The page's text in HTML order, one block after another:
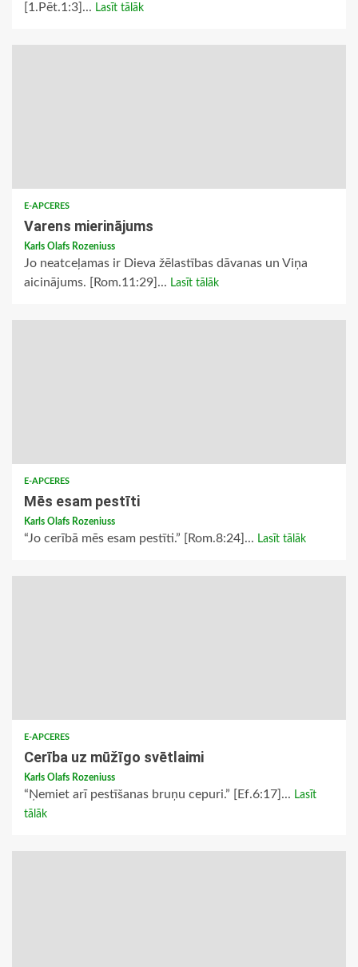
[1.Pēt.1:3]... Lasīt tālāk
E-APCERES
Varens mierinājums
Karls Olafs Rozeniuss
Jo neatceļamas ir Dieva žēlastības dāvanas un Viņa
aicinājums. [Rom.11:29]... Lasīt tālāk
E-APCERES
Mēs esam pestīti
Karls Olafs Rozeniuss
“Jo cerībā mēs esam pestīti.” [Rom.8:24]... Lasīt tālāk
E-APCERES
Cerība uz mūžīgo svētlaimi
Karls Olafs Rozeniuss
“Ņemiet arī pestīšanas bruņu cepuri.” [Ef.6:17]... Lasīt
tālāk